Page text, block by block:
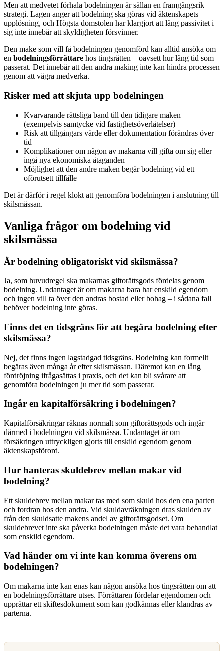
Men att medvetet förhala bodelningen är sällan en framgångsrik
strategi. Lagen anger att bodelning ska göras vid äktenskapets
upplösning, och Högsta domstolen har klargjort att lång passivitet i
sig inte innebär att skyldigheten försvinner.
Den make som vill få bodelningen genomförd kan alltid ansöka om
en bodelningsförrättare hos tingsrätten – oavsett hur lång tid som
passerat. Det innebär att den andra making inte kan hindra processen
genom att vägra medverka.
Risker med att skjuta upp bodelningen
Kvarvarande rättsliga band till den tidigare maken
(exempelvis samtycke vid fastighetsöverlåtelser)
Risk att tillgångars värde eller dokumentation förändras över
tid
Komplikationer om någon av makarna vill gifta om sig eller
ingå nya ekonomiska åtaganden
Möjlighet att den andre maken begär bodelning vid ett
oförutsett tillfälle
Det är därför i regel klokt att genomföra bodelningen i anslutning till
skilsmässan.
Vanliga frågor om bodelning vid
skilsmässa
Är bodelning obligatoriskt vid skilsmässa?
Ja, som huvudregel ska makarnas giftorättsgods fördelas genom
bodelning. Undantaget är om makarna bara har enskild egendom
och ingen vill ta över den andras bostad eller bohag – i sådana fall
behöver bodelning inte göras.
Finns det en tidsgräns för att begära bodelning efter
skilsmässa?
Nej, det finns ingen lagstadgad tidsgräns. Bodelning kan formellt
begäras även många år efter skilsmässan. Däremot kan en lång
fördröjning ifrågasättas i praxis, och det kan bli svårare att
genomföra bodelningen ju mer tid som passerar.
Ingår en kapitalförsäkring i bodelningen?
Kapitalförsäkringar räknas normalt som giftorättsgods och ingår
därmed i bodelningen vid skilsmässa. Undantaget är om
försäkringen uttryckligen gjorts till enskild egendom genom
äktenskapsförord.
Hur hanteras skuldebrev mellan makar vid
bodelning?
Ett skuldebrev mellan makar tas med som skuld hos den ena parten
och fordran hos den andra. Vid skuldavräkningen dras skulden av
från den skuldsatte makens andel av giftorättsgodset. Om
skuldebrevet inte ska påverka bodelningen måste det vara behandlat
som enskild egendom.
Vad händer om vi inte kan komma överens om
bodelningen?
Om makarna inte kan enas kan någon ansöka hos tingsrätten om att
en bodelningsförrättare utses. Förrättaren fördelar egendomen och
upprättar ett skiftesdokument som kan godkännas eller klandras av
parterna.